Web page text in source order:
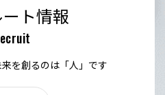
ート情報
を創るのは「人」です